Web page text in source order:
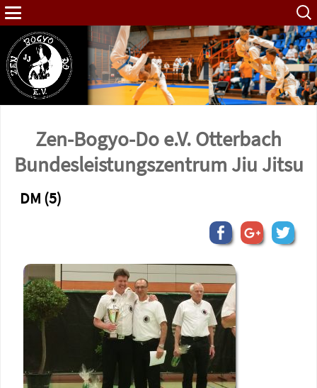
Suche
nach:
Zen-Bogyo-Do e.V. Otterbach
Bundes­leistungs­zentrum Jiu Jitsu
DM (5)